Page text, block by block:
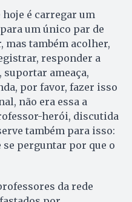
é carregar um
um único par de
mas também acolher,
responder a
ameaça,
por favor, fazer isso
não era essa a
herói, discutida
também para isso:
perguntar por que o
da rede